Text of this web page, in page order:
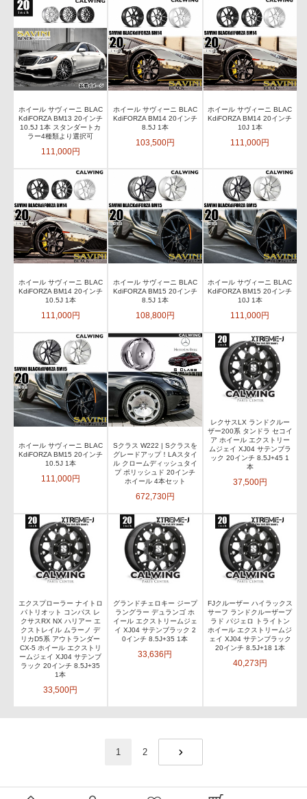
ホイール サヴィーニ BLAC
KdiFORZA BM13 20インチ
10.5J 1本 スタンダートカ
ラー4種類より選択可
111,000円
ホイール サヴィーニ BLAC
KdiFORZA BM14 20インチ
8.5J 1本
103,500円
ホイール サヴィーニ BLAC
KdiFORZA BM14 20インチ
10J 1本
111,000円
ホイール サヴィーニ BLAC
KdiFORZA BM14 20インチ
10.5J 1本
111,000円
ホイール サヴィーニ BLAC
KdiFORZA BM15 20インチ
8.5J 1本
108,800円
ホイール サヴィーニ BLAC
KdiFORZA BM15 20インチ
10J 1本
111,000円
ホイール サヴィーニ BLAC
KdiFORZA BM15 20インチ
10.5J 1本
111,000円
Sクラス W222 | Sクラスを
グレードアップ！LAスタイ
ル クロームディッシュタイ
プ ポリッシュド 20インチ
ホイール 4本セット
672,730円
レクサスLX ランドクルー
ザー200系 タンドラ セコイ
ア ホイール エクストリー
ムジェイ XJ04 サテンブラ
ック 20インチ 8.5J+45 1
本
37,500円
エクスプローラー ナイトロ
パトリオット コンパス レ
クサスRX NX ハリアー エ
クストレイル ムラーノ デ
リカD5系 アウトランダー
CX-5 ホイール エクストリ
ームジェイ XJ04 サテンブ
ラック 20インチ 8.5J+35
1本
33,500円
グランドチェロキー ジープ
ラングラー デュランゴ ホ
イール エクストリームジェ
イ XJ04 サテンブラック 2
0インチ 8.5J+35 1本
33,636円
FJクルーザー ハイラックス
サーフ ランドクルーザープ
ラド パジェロ トライトン
ホイール エクストリームジ
ェイ XJ04 サテンブラック
20インチ 8.5J+18 1本
40,273円
1
2